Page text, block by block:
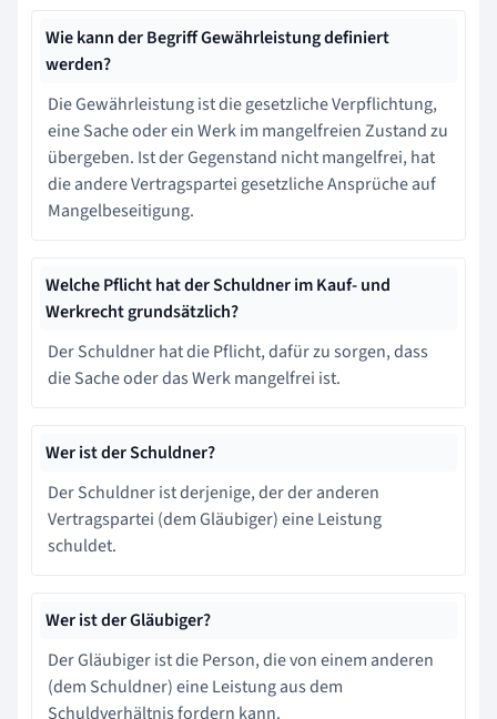
Wie kann der Begriff Gewährleistung definiert
werden?
Die Gewährleistung ist die gesetzliche Verpflichtung,
eine Sache oder ein Werk im mangelfreien Zustand zu
übergeben. Ist der Gegenstand nicht mangelfrei, hat
die andere Vertragspartei gesetzliche Ansprüche auf
Mangelbeseitigung.
Welche Pflicht hat der Schuldner im Kauf- und
Werkrecht grundsätzlich?
Der Schuldner hat die Pflicht, dafür zu sorgen, dass
die Sache oder das Werk mangelfrei ist.
Wer ist der Schuldner?
Der Schuldner ist derjenige, der der anderen
Vertragspartei (dem Gläubiger) eine Leistung
schuldet.
Wer ist der Gläubiger?
Der Gläubiger ist die Person, die von einem anderen
(dem Schuldner) eine Leistung aus dem
Schuldverhältnis fordern kann.